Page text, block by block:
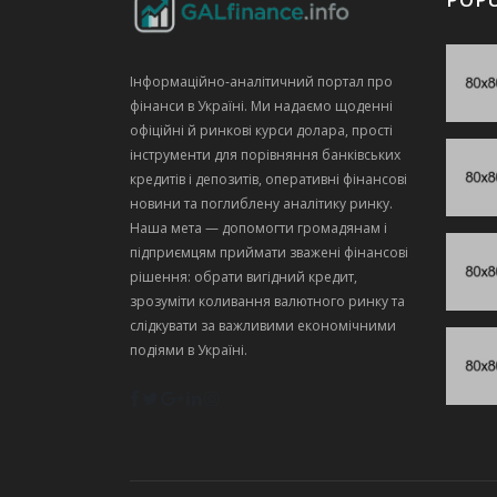
Інформаційно‑аналітичний портал про
фінанси в Україні. Ми надаємо щоденні
офіційні й ринкові курси долара, прості
інструменти для порівняння банківських
кредитів і депозитів, оперативні фінансові
новини та поглиблену аналітику ринку.
Наша мета — допомогти громадянам і
підприємцям приймати зважені фінансові
рішення: обрати вигідний кредит,
зрозуміти коливання валютного ринку та
слідкувати за важливими економічними
подіями в Україні.